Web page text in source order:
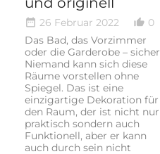
date_range 26 Februar 2022 thumb_up_alt 0
Das Bad, das Vorzimmer
oder die Garderobe – sicher
Niemand kann sich diese
Räume vorstellen ohne
Spiegel. Das ist eine
einzigartige Dekoration für
den Raum, der ist nicht nur
praktisch sondern auch
Funktionell, aber er kann
auch durch sein nicht